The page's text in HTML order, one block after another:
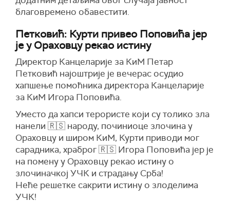
благовремено обавестити.
Петковић: Курти привео Поповића јер
је у Ораховцу рекао истину
Директор Канцеларије за КиМ Петар
Петковић најоштрије је вечерас осудио
хапшење помоћника директора Канцеларије
за КиМ Игора Поповића.
Уместо да хапси терористе који су толико зла
нанели 🇷🇸 народу, починиоце злочина у
Ораховцу и широм КиМ, Курти приводи мог
сарадника, храброг 🇷🇸 Игора Поповића јер је
на помену у Ораховцу рекао истину о
злочиначкој УЧК и страдању Срба!
Неће решетке сакрити истину о злоделима
УЧК!